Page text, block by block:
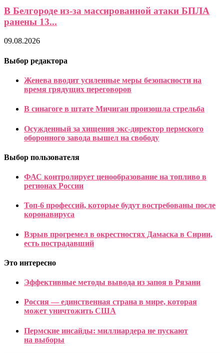
В Белгороде из-за массированной атаки БПЛА
ранены 13...
09.08.2026
Выбор редактора
Женева вводит усиленные меры безопасности на
время грядущих переговоров
В синагоге в штате Мичиган произошла стрельба
Осужденный за хищения экс-директор пермского
оборонного завода вышел на свободу
Выбор пользователя
ФАС контролирует ценообразование на топливо в
регионах России
Топ-6 профессий, которые будут востребованы после
коронавируса
Взрыв прогремел в окрестностях Дамаска в Сирии,
есть пострадавший
Это интересно
Эффективные методы вывода из запоя в Рязани
Россия — единственная страна в мире, которая
может уничтожить США
Пермские инсайды: миллиардера не пускают
на выборы